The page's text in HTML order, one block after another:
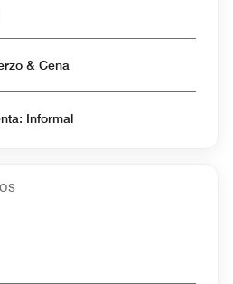
Abierto para Almuerzo & Cena
Informal